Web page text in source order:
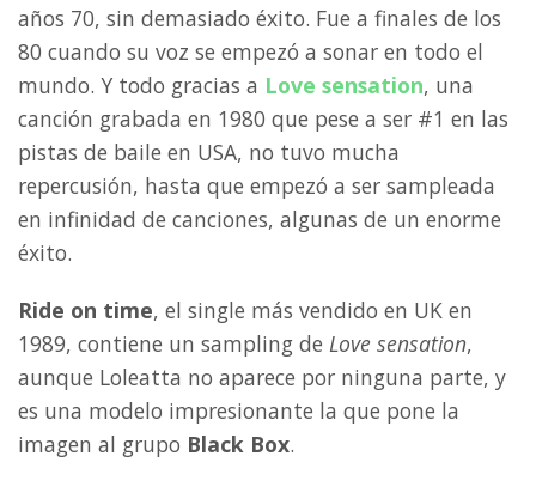
años 70, sin demasiado éxito. Fue a finales de los
80 cuando su voz se empezó a sonar en todo el
mundo. Y todo gracias a Love sensation, una
canción grabada en 1980 que pese a ser #1 en las
pistas de baile en USA, no tuvo mucha
repercusión, hasta que empezó a ser sampleada
en infinidad de canciones, algunas de un enorme
éxito.
Ride on time, el single más vendido en UK en
1989, contiene un sampling de Love sensation,
aunque Loleatta no aparece por ninguna parte, y
es una modelo impresionante la que pone la
imagen al grupo Black Box.